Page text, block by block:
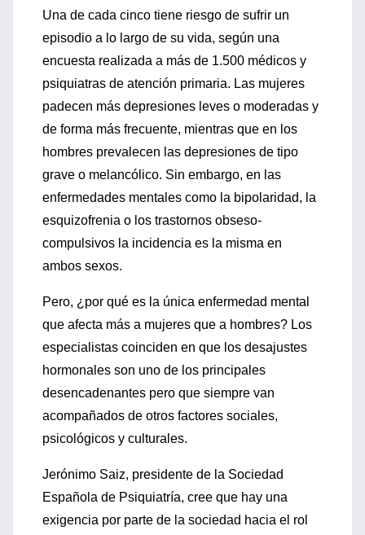
Una de cada cinco tiene riesgo de sufrir un
episodio a lo largo de su vida, según una
encuesta realizada a más de 1.500 médicos y
psiquiatras de atención primaria. Las mujeres
padecen más depresiones leves o moderadas y
de forma más frecuente, mientras que en los
hombres prevalecen las depresiones de tipo
grave o melancólico. Sin embargo, en las
enfermedades mentales como la bipolaridad, la
esquizofrenia o los trastornos obseso-
compulsivos la incidencia es la misma en
ambos sexos.
Pero, ¿por qué es la única enfermedad mental
que afecta más a mujeres que a hombres? Los
especialistas coinciden en que los desajustes
hormonales son uno de los principales
desencadenantes pero que siempre van
acompañados de otros factores sociales,
psicológicos y culturales.
Jerónimo Saiz, presidente de la Sociedad
Española de Psiquiatría, cree que hay una
exigencia por parte de la sociedad hacia el rol